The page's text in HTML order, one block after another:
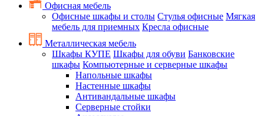
Офисная мебель
Офисные шкафы и столы Стулья офисные Мягкая
мебель для приемных Кресла офисные
Металлическая мебель
Шкафы КУПЕ Шкафы для обуви Банковские
шкафы Компьютерные и серверные шкафы
Напольные шкафы
Настенные шкафы
Антивандальные шкафы
Серверные стойки